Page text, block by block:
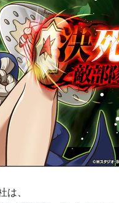
は、